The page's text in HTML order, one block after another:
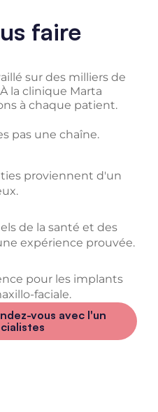
faire
sur des milliers de
la clinique Marta
à chaque patient.
pas une chaîne.
proviennent d'un
de la santé et des
expérience prouvée.
pour les implants
faciale.
vous avec l'un